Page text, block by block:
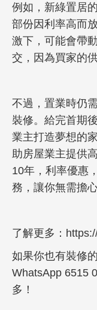
例如，新綠置居
部份因利率高而
激下，可能會帶
交，因為買家的
不過，置業時仍
裝修。給完首期
業主打造夢想的
助房屋業主提供
10年，利率優惠
務，讓你無需擔
了解更多：
如果你也有裝修
WhatsApp 6515
多！